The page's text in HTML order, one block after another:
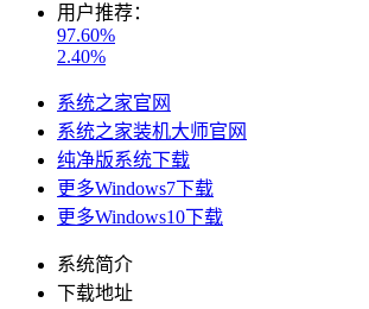
用户推荐：
97.60%
2.40%
系统之家官网
系统之家装机大师官网
纯净版系统下载
更多Windows7下载
更多Windows10下载
系统简介
下载地址